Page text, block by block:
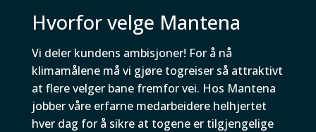
Hvorfor velge Mantena
Vi deler kundens ambisjoner! For å nå
klimamålene må vi gjøre togreiser så attraktivt
at flere velger bane fremfor vei. Hos Mantena
jobber våre erfarne medarbeidere helhjertet
hver dag for å sikre at togene er tilgjengelige